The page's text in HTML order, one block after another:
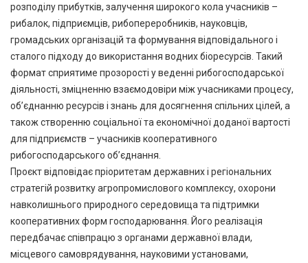
розподілу прибутків, залучення широкого кола учасників –
рибалок, підприємців, рибопереробників, науковців,
громадських організацій та формування відповідального і
сталого підходу до використання водних біоресурсів. Такий
формат сприятиме прозорості у веденні рибогосподарської
діяльності, зміцненню взаємодовіри між учасниками процесу,
об’єднанню ресурсів і знань для досягнення спільних цілей, а
також створенню соціальної та економічної доданої вартості
для підприємств – учасників кооперативного
рибогосподарського об’єднання.
Проєкт відповідає пріоритетам державних і регіональних
стратегій розвитку агропромислового комплексу, охорони
навколишнього природного середовища та підтримки
кооперативних форм господарювання. Його реалізація
передбачає співпрацю з органами державної влади,
місцевого самоврядування, науковими установами,